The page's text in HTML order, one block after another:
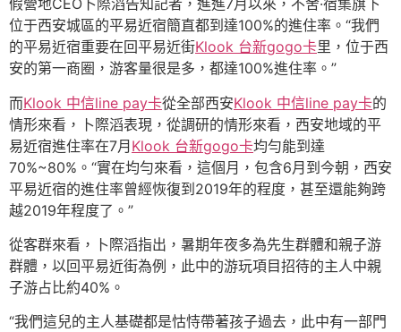
假營地CEO卜際滔告知記者，進進7月以來，不舍·宿集旗下
位于西安城區的平易近宿簡直都到達100%的進住率。“我們
的平易近宿重要在回平易近街Klook 台新gogo卡里，位于西
安的第一商圈，游客量很是多，都達100%進住率。”
而Klook 中信line pay卡從全部西安Klook 中信line pay卡的
情形來看，卜際滔表現，從調研的情形來看，西安地域的平
易近宿進住率在7月Klook 台新gogo卡均勻能到達
70%~80%。“實在均勻來看，這個月，包含6月到今朝，西安
平易近宿的進住率曾經恢復到2019年的程度，甚至還能夠跨
越2019年程度了。”
從客群來看，卜際滔指出，暑期年夜多為先生群體和親子游
群體，以回平易近街為例，此中的游玩項目招待的主人中親
子游占比約40%。
“我們這兒的主人基礎都是怙恃帶著孩子過去，此中有一部門